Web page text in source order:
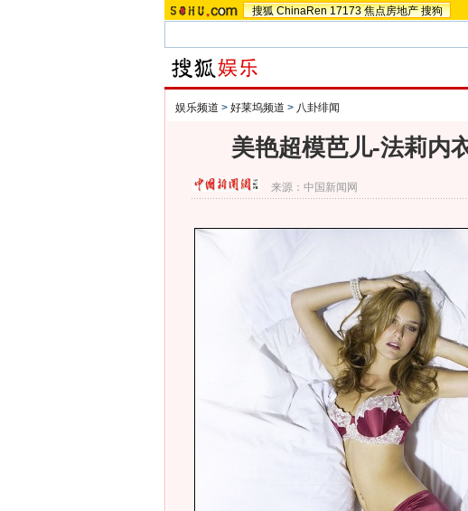
搜狐 ChinaRen 17173 焦点房地产 搜狗
娱乐频道 > 好莱坞频道 > 八卦绯闻
美艳超模芭儿-法莉内
来源： 中国新闻网